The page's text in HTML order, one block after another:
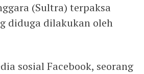
(Sultra) terpaksa
diduga dilakukan oleh
sosial Facebook, seorang